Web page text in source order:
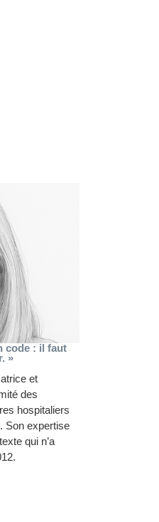
code : il faut
»
et
des
hospitaliers
Son expertise
qui n’a